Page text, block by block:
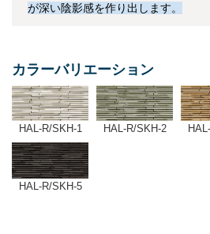
が深い陰影感を作り出します。
カラーバリエーション
HAL-R/SKH-1 HAL-R/SKH-2
HAL-R/SKH-5